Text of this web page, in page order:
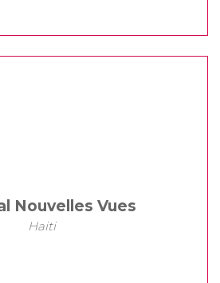
Nouvelles Vues
Haiti